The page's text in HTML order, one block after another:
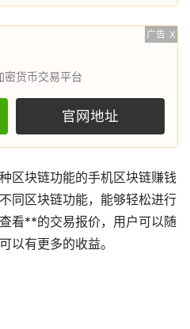
广告 X
密货币交易平台
官网地址
区块链功能的手机区块链赚钱
同区块链功能，能够轻松进行
看**的交易报价，用户可以随
以有更多的收益。